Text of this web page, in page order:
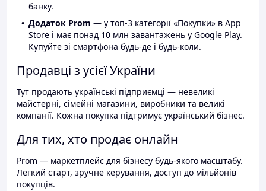
банку.
Додаток Prom — у топ-3 категорії «Покупки» в App
Store і має понад 10 млн завантажень у Google Play.
Купуйте зі смартфона будь-де і будь-коли.
Продавці з усієї України
Тут продають українські підприємці — невеликі
майстерні, сімейні магазини, виробники та великі
компанії. Кожна покупка підтримує український бізнес.
Для тих, хто продає онлайн
Prom — маркетплейс для бізнесу будь-якого масштабу.
Легкий старт, зручне керування, доступ до мільйонів
покупців.